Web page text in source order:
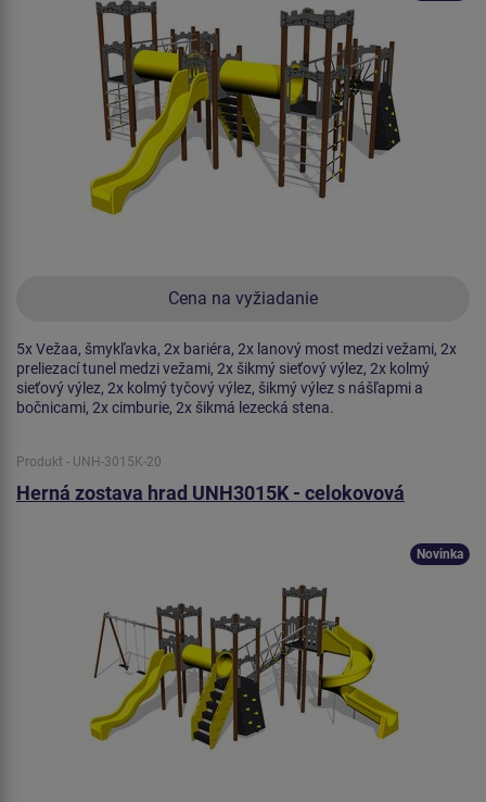
Cena na vyžiadanie
5x Vežaa, šmykľavka, 2x bariéra, 2x lanový most medzi vežami, 2x
preliezací tunel medzi vežami, 2x šikmý sieťový výlez, 2x kolmý
sieťový výlez, 2x kolmý tyčový výlez, šikmý výlez s nášľapmi a
bočnicami, 2x cimburie, 2x šikmá lezecká stena.
Produkt - UNH-3015K-20
Herná zostava hrad UNH3015K - celokovová
Novinka